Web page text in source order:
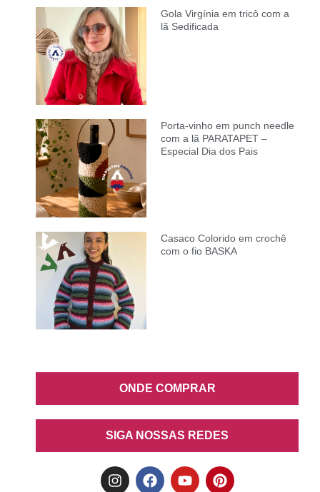
Gola Virgínia em tricô com a
lã Sedificada
Porta-vinho em punch needle
com a lã PARATAPET –
Especial Dia dos Pais
Casaco Colorido em crochê
com o fio BASKA
ONDE COMPRAR
SIGA NOSSAS REDES